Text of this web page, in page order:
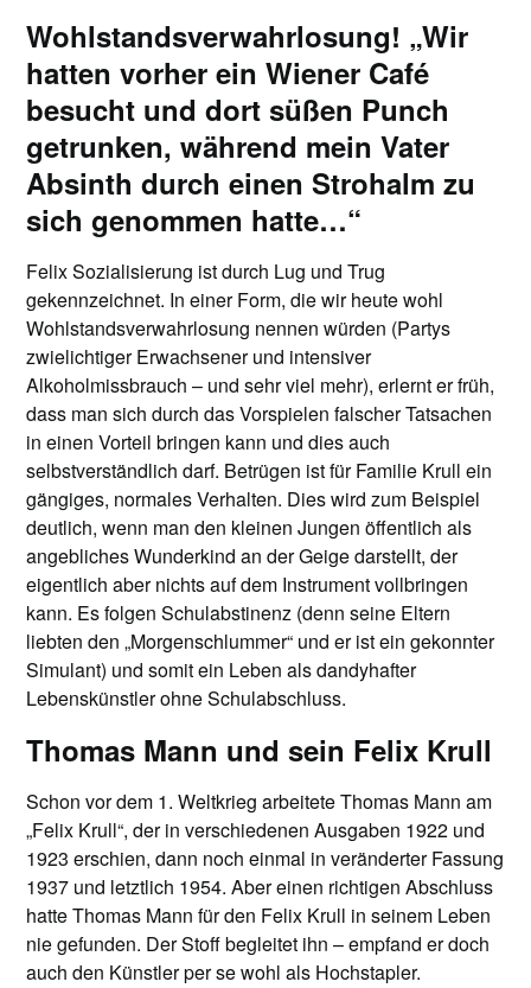
Wohlstandsverwahrlosung! „Wir
hatten vorher ein Wiener Café
besucht und dort süßen Punch
getrunken, während mein Vater
Absinth durch einen Strohalm zu
sich genommen hatte…“
Felix Sozialisierung ist durch Lug und Trug
gekennzeichnet. In einer Form, die wir heute wohl
Wohlstandsverwahrlosung nennen würden (Partys
zwielichtiger Erwachsener und intensiver
Alkoholmissbrauch – und sehr viel mehr), erlernt er früh,
dass man sich durch das Vorspielen falscher Tatsachen
in einen Vorteil bringen kann und dies auch
selbstverständlich darf. Betrügen ist für Familie Krull ein
gängiges, normales Verhalten. Dies wird zum Beispiel
deutlich, wenn man den kleinen Jungen öffentlich als
angebliches Wunderkind an der Geige darstellt, der
eigentlich aber nichts auf dem Instrument vollbringen
kann. Es folgen Schulabstinenz (denn seine Eltern
liebten den „Morgenschlummer“ und er ist ein gekonnter
Simulant) und somit ein Leben als dandyhafter
Lebenskünstler ohne Schulabschluss.
Thomas Mann und sein Felix Krull
Schon vor dem 1. Weltkrieg arbeitete Thomas Mann am
„Felix Krull“, der in verschiedenen Ausgaben 1922 und
1923 erschien, dann noch einmal in veränderter Fassung
1937 und letztlich 1954. Aber einen richtigen Abschluss
hatte Thomas Mann für den Felix Krull in seinem Leben
nie gefunden. Der Stoff begleitet ihn – empfand er doch
auch den Künstler per se wohl als Hochstapler.